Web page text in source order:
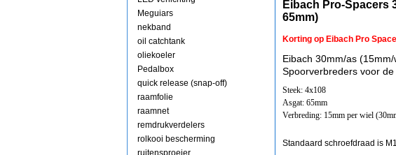
Meguiars
nekband
oil catchtank
oliekoeler
Pedalbox
quick release (snap-off)
raamfolie
raamnet
remdrukverdelers
rolkooi bescherming
ruitensproeier
Eibach Pro-Spacers
65mm)
Korting op Eibach Pro
Eibach 30mm/as
Spoorverbreders voor
Steek: 4x108
Asgat: 65mm
Verbreding: 15mm per wiel
Standaard schroefdraad is